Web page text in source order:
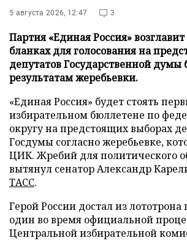
5 августа 2026, 12:47 3
Партия «Единая Россия»
бланках для голосования на
депутатов Государственной думы
результатам жеребьевки.
«Единая Россия» будет стоять
избирательном бюллетене по
округу на предстоящих выборах
Госдумы согласно жеребьевке,
ЦИК. Жребий для политического
вытянул сенатор Александр
ТАСС.
Герой России достал из
один во время официальной
Центральной избирательной